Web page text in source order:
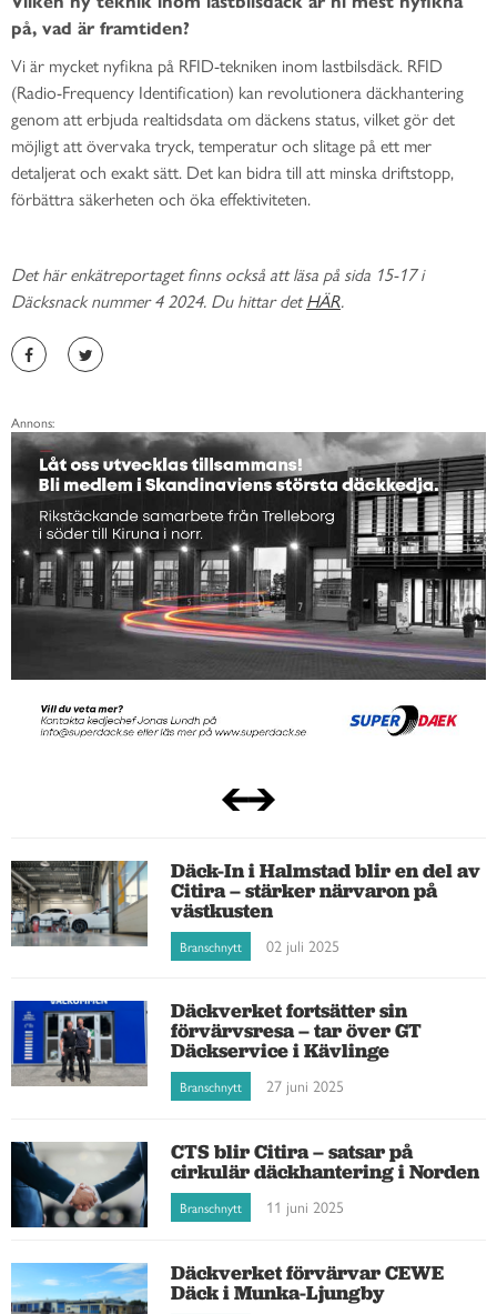
på, vad är framtiden?
Vi är mycket nyfikna på RFID-tekniken inom lastbilsdäck. RFID
(Radio-Frequency Identification) kan revolutionera däckhantering
genom att erbjuda realtidsdata om däckens status, vilket gör det
möjligt att övervaka tryck, temperatur och slitage på ett mer
detaljerat och exakt sätt. Det kan bidra till att minska driftstopp,
förbättra säkerheten och öka effektiviteten.
Det här enkätreportaget finns också att läsa på sida 15-17 i
Däcksnack nummer 4 2024. Du hittar detHÄR.
Annons:
Däck-In i Halmstad blir en del av
Citira – stärker närvaron på
västkusten
Branschnytt 02 juli 2025
Däckverket fortsätter sin
förvärvsresa – tar över GT
Däckservice i Kävlinge
Branschnytt 27 juni 2025
CTS blir Citira – satsar på
cirkulär däckhantering i Norden
Branschnytt 11 juni 2025
Däckverket förvärvar CEWE
Däck i Munka-Ljungby